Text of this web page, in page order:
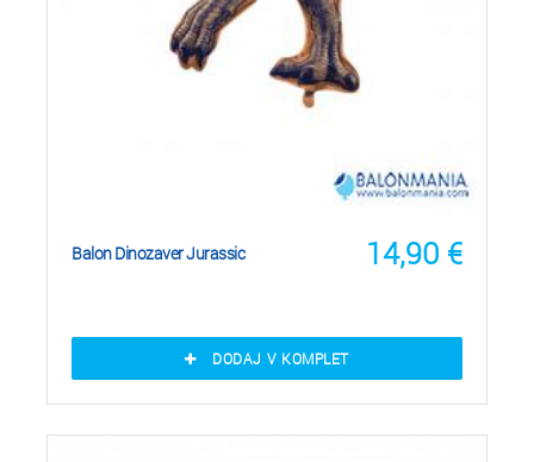
14,90 €
Balon Dinozaver Jurassic
DODAJ V KOMPLET